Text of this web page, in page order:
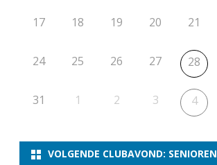
17 18 19 20 21
24 25 26 27 28
31 1 2 3 4
VOLGENDE CLUBAVOND: SENIOREN